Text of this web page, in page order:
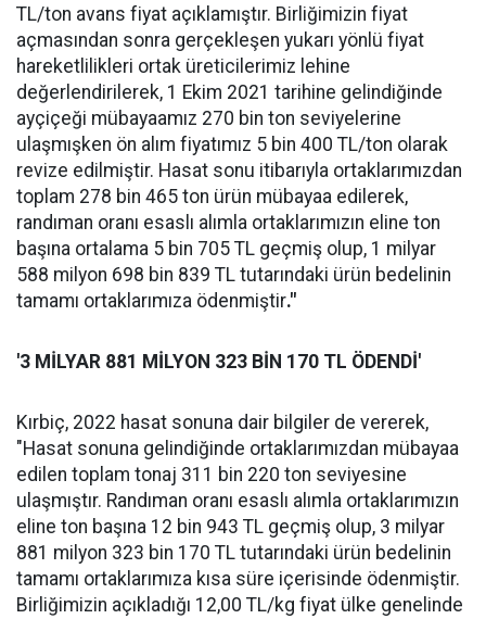
TL/ton avans fiyat açıklamıştır. Birliğimizin fiyat
açmasından sonra gerçekleşen yukarı yönlü fiyat
hareketlilikleri ortak üreticilerimiz lehine
değerlendirilerek, 1 Ekim 2021 tarihine gelindiğinde
ayçiçeği mübayaamız 270 bin ton seviyelerine
ulaşmışken ön alım fiyatımız 5 bin 400 TL/ton olarak
revize edilmiştir. Hasat sonu itibarıyla ortaklarımızdan
toplam 278 bin 465 ton ürün mübayaa edilerek,
randıman oranı esaslı alımla ortaklarımızın eline ton
başına ortalama 5 bin 705 TL geçmiş olup, 1 milyar
588 milyon 698 bin 839 TL tutarındaki ürün bedelinin
tamamı ortaklarımıza ödenmiştir."
'3 MİLYAR 881 MİLYON 323 BİN 170 TL ÖDENDİ'
Kırbiç, 2022 hasat sonuna dair bilgiler de vererek,
"Hasat sonuna gelindiğinde ortaklarımızdan mübayaa
edilen toplam tonaj 311 bin 220 ton seviyesine
ulaşmıştır. Randıman oranı esaslı alımla ortaklarımızın
eline ton başına 12 bin 943 TL geçmiş olup, 3 milyar
881 milyon 323 bin 170 TL tutarındaki ürün bedelinin
tamamı ortaklarımıza kısa süre içerisinde ödenmiştir.
Birliğimizin açıkladığı 12,00 TL/kg fiyat ülke genelinde